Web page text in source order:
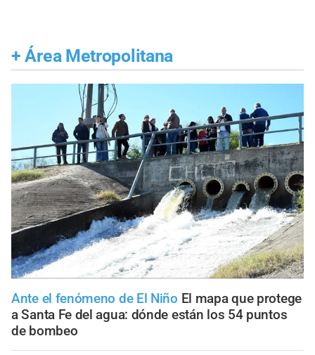
+ Área Metropolitana
Ante el fenómeno de El Niño El mapa que protege
a Santa Fe del agua: dónde están los 54 puntos
de bombeo